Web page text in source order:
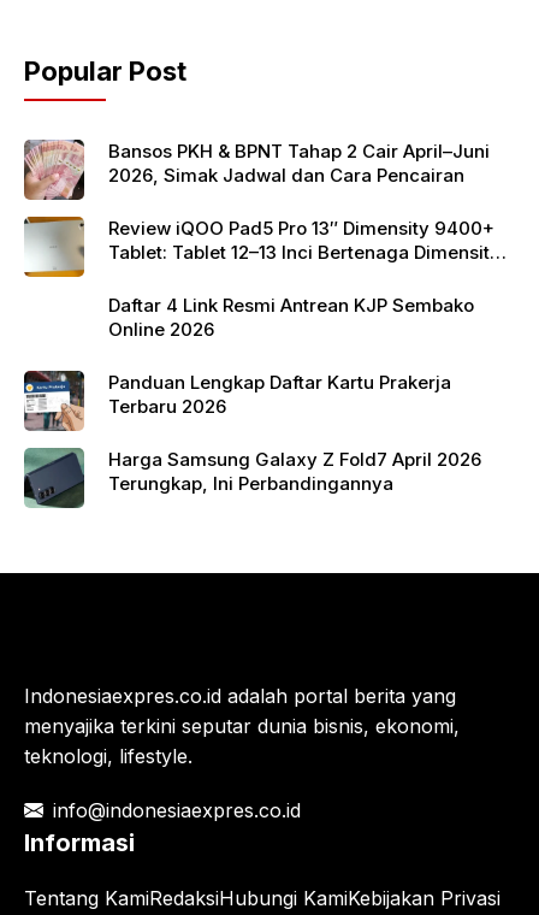
o
o
k
p
p
Popular Post
Bansos PKH & BPNT Tahap 2 Cair April–Juni
2026, Simak Jadwal dan Cara Pencairan
Review iQOO Pad5 Pro 13″ Dimensity 9400+
Tablet: Tablet 12–13 Inci Bertenaga Dimensity
Daftar 4 Link Resmi Antrean KJP Sembako
Online 2026
Panduan Lengkap Daftar Kartu Prakerja
Terbaru 2026
Harga Samsung Galaxy Z Fold7 April 2026
Terungkap, Ini Perbandingannya
Indonesiaexpres.co.id adalah portal berita yang
menyajika terkini seputar dunia bisnis, ekonomi,
teknologi, lifestyle.
info@indonesiaexpres.co.id
Informasi
Tentang KamiRedaksiHubungi KamiKebijakan Privasi